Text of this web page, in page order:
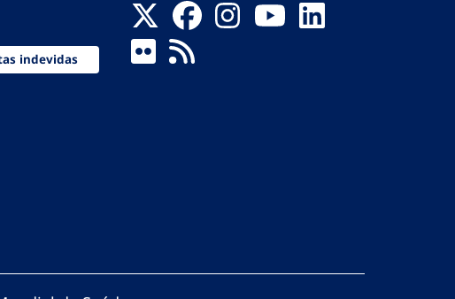
indevidas